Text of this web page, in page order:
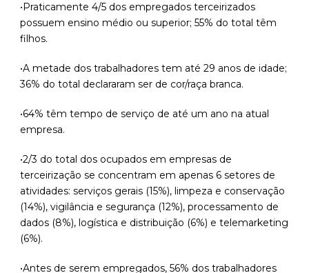
•Praticamente 4/5 dos empregados terceirizados
possuem ensino médio ou superior; 55% do total têm
filhos.
•A metade dos trabalhadores tem até 29 anos de idade;
36% do total declararam ser de cor/raça branca.
•64% têm tempo de serviço de até um ano na atual
empresa.
•2/3 do total dos ocupados em empresas de
terceirização se concentram em apenas 6 setores de
atividades: serviços gerais (15%), limpeza e conservação
(14%), vigilância e segurança (12%), processamento de
dados (8%), logística e distribuição (6%) e telemarketing
(6%).
•Antes de serem empregados, 56% dos trabalhadores